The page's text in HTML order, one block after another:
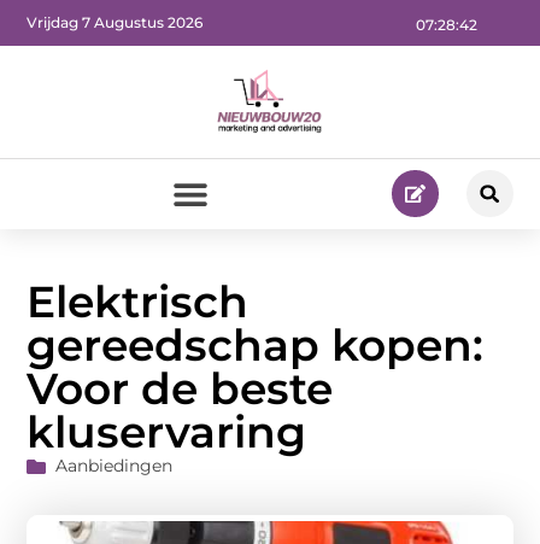
07:28:43
Vrijdag 7 Augustus 2026
Elektrisch
gereedschap kopen:
Voor de beste
kluservaring
Aanbiedingen